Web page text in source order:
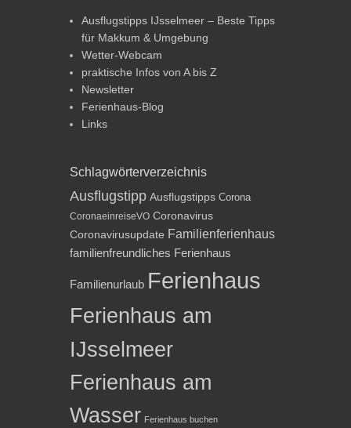
Ausflugstipps IJsselmeer – Beste Tipps
für Makkum & Umgebung
Wetter-Webcam
praktische Infos von A bis Z
Newsletter
Ferienhaus-Blog
Links
Schlagwörterverzeichnis
Ausflugstipp Ausflugstipps Corona
CoronaeinreiseVO Coronavirus
Coronavirusupdate Familienferienhaus
familienfreundliches Ferienhaus
Familienurlaub Ferienhaus
Ferienhaus am
IJsselmeer
Ferienhaus am
Wasser Ferienhaus buchen